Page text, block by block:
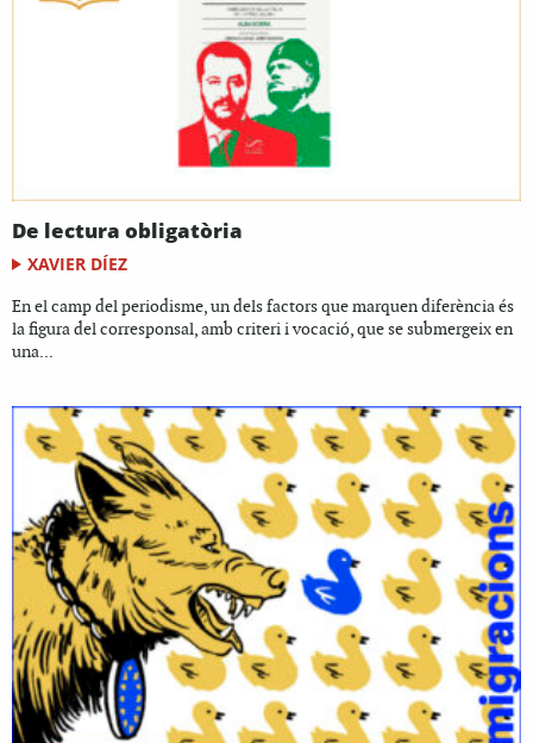
De lectura obligatòria
XAVIER DÍEZ
En el camp del periodisme, un dels factors que marquen diferència és
la figura del corresponsal, amb criteri i vocació, que se submergeix en
una...